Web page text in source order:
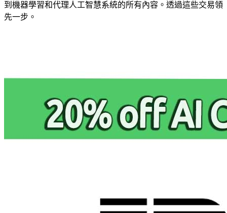
到機器學習和代理人工智慧系統的所有內容。透過這些交易領
先一步。